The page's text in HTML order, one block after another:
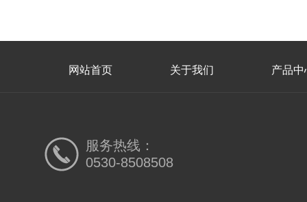
网站首页 关于我们 产品中
服务热线：
0530-8508508